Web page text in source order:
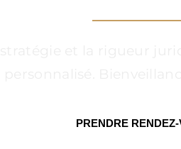
PRENDRE